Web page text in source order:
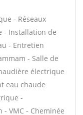
- Réseaux
- Installation de
- Entretien
- Salle de
électrique
eau chaude
-
VMC - Cheminée